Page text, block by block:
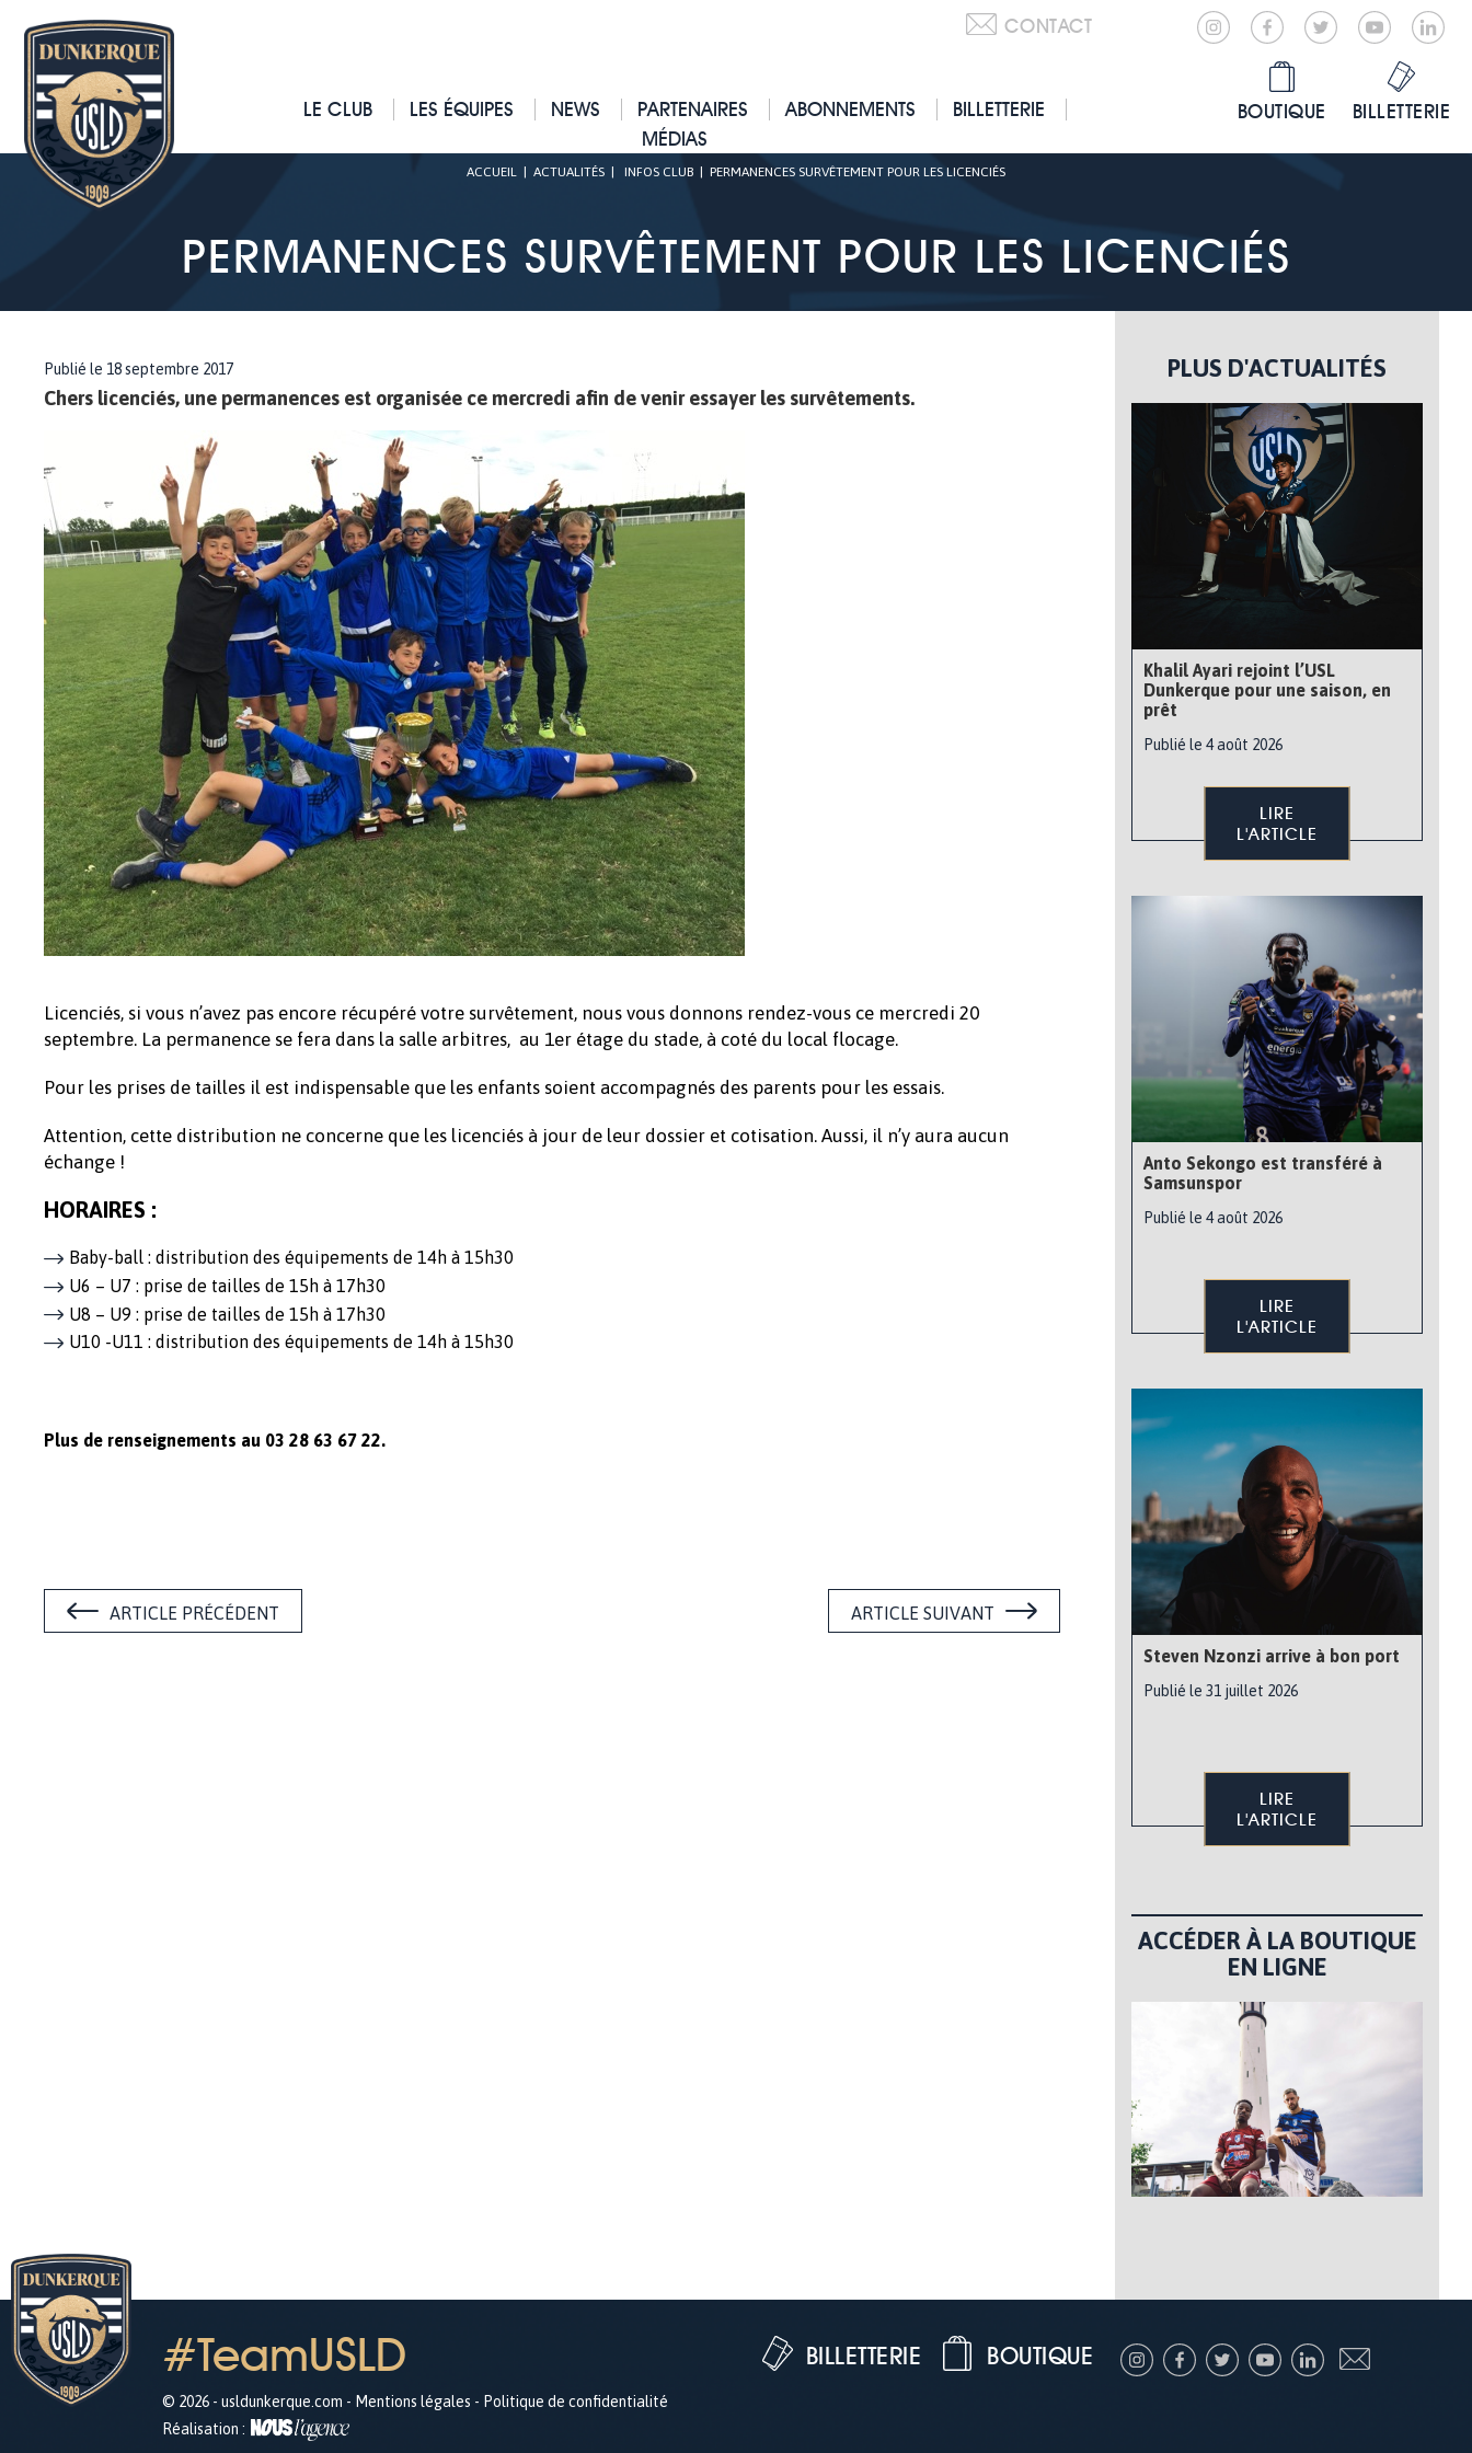
CONTACT
LE CLUB LES ÉQUIPES NEWS PARTENAIRES ABONNEMENTS
BILLETTERIE
MÉDIAS
BOUTIQUE BILLETTERIE
ACCUEIL ACTUALITÉS INFOS CLUB PERMANENCES SURVÊTEMENT POUR LES LICENCIÉS
PERMANENCES SURVÊTEMENT POUR LES LICENCIÉS
Publié le 18 septembre 2017
Chers licenciés, une permanences est organisée ce mercredi afin de venir essayer les survêtements.
Licenciés, si vous n’avez pas encore récupéré votre survêtement, nous vous donnons rendez-vous ce mercredi 20
septembre. La permanence se fera dans la salle arbitres, au 1er étage du stade, à coté du local flocage.
Pour les prises de tailles il est indispensable que les enfants soient accompagnés des parents pour les essais.
Attention, cette distribution ne concerne que les licenciés à jour de leur dossier et cotisation. Aussi, il n’y aura aucun
échange !
HORAIRES :
Baby-ball : distribution des équipements de 14h à 15h30
U6 – U7 : prise de tailles de 15h à 17h30
U8 – U9 : prise de tailles de 15h à 17h30
U10 -U11 : distribution des équipements de 14h à 15h30
Plus de renseignements au 03 28 63 67 22.
ARTICLE PRÉCÉDENT ARTICLE SUIVANT
PLUS D'ACTUALITÉS
Khalil Ayari rejoint l’USL
Dunkerque pour une saison, en
prêt
Publié le 4 août 2026
LIRE
L'ARTICLE
Anto Sekongo est transféré à
Samsunspor
Publié le 4 août 2026
LIRE
L'ARTICLE
Steven Nzonzi arrive à bon port
Publié le 31 juillet 2026
LIRE
L'ARTICLE
ACCÉDER À LA BOUTIQUE
EN LIGNE
#TeamUSLD
© 2026 - usldunkerque.com - Mentions légales - Politique de confidentialité
Réalisation :
BOUTIQUE
BILLETTERIE